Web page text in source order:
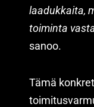
laadukkaita,
toiminta
sanoo.
Tämä